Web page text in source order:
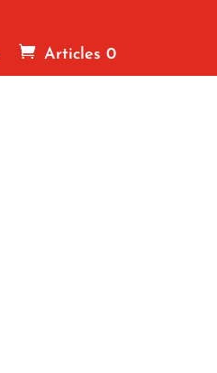
Articles 0